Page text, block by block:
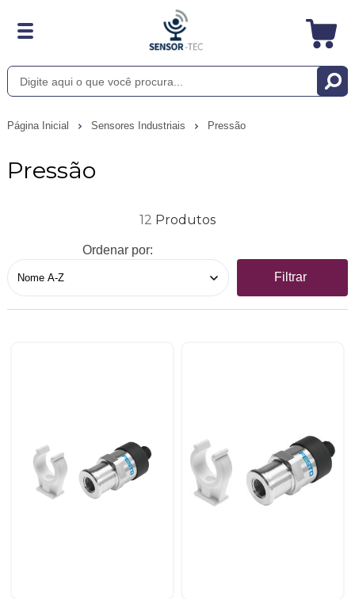
Página Inicial Sensores Industriais Pressão
Pressão
12
Ordenar por:
Filtrar